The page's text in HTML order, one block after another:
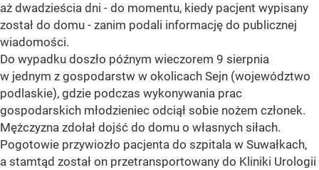
aż dwadzieścia dni - do momentu, kiedy pacjent wypisany
został do domu - zanim podali informację do publicznej
wiadomości.
Do wypadku doszło późnym wieczorem 9 sierpnia
w jednym z gospodarstw w okolicach Sejn (województwo
podlaskie), gdzie podczas wykonywania prac
gospodarskich młodzieniec odciął sobie nożem członek.
Mężczyzna zdołał dojść do domu o własnych siłach.
Pogotowie przywiozło pacjenta do szpitala w Suwałkach,
a stamtąd został on przetransportowany do Kliniki Urologii